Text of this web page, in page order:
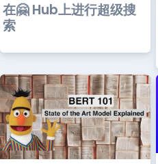
在🤗 Hub上进行超级搜
索